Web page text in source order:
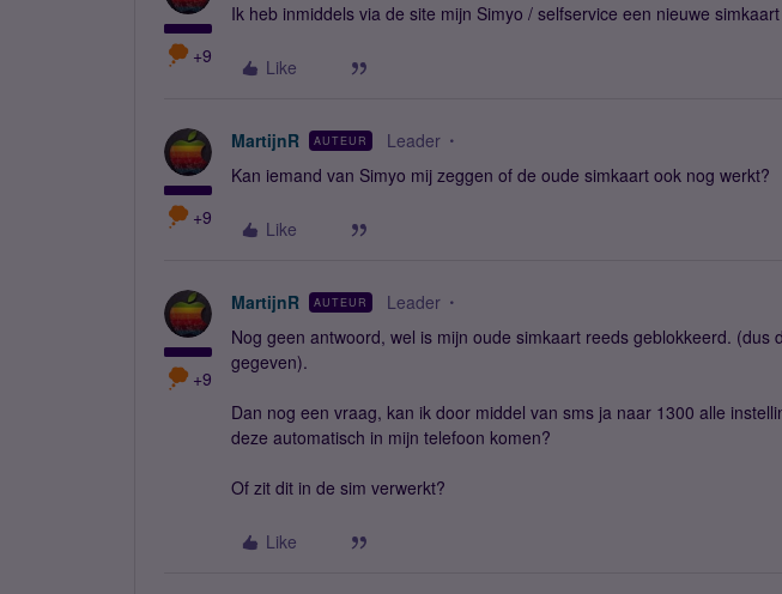
+9
Ik heb inmiddels via de site mijn Simyo / selfservice een nieuwe
Like
+9
MartijnR AUTEUR Leader
Kan iemand van Simyo mij zeggen of de oude simkaart ook nog werkt?
Like
+9
MartijnR AUTEUR Leader
Nog geen antwoord, wel is mijn oude simkaart reeds geblokkeerd. (dus
gegeven).
Dan nog een vraag, kan ik door middel van sms ja naar 1300 alle
deze automatisch in mijn telefoon komen?
Of zit dit in de sim verwerkt?
Like